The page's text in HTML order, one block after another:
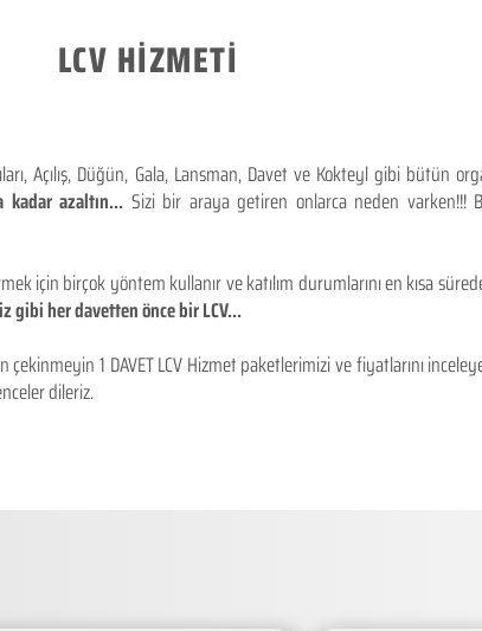
LCV HİZMETİ
Açılış, Düğün, Gala, Lansman, Davet ve Kokteyl gibi bütün
azaltın... Sizi bir araya getiren onlarca neden varken!!!
için birçok yöntem kullanır ve katılım durumlarını en kısa
gibi her davetten önce bir LCV...
1 DAVET LCV Hizmet paketlerimizi ve fiyatlarını
dileriz.